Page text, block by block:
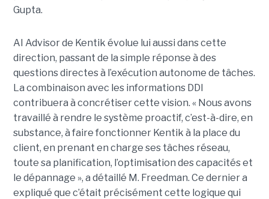
Gupta.
AI Advisor de Kentik évolue lui aussi dans cette
direction, passant de la simple réponse à des
questions directes à l’exécution autonome de tâches.
La combinaison avec les informations DDI
contribuera à concrétiser cette vision. « Nous avons
travaillé à rendre le système proactif, c’est-à-dire, en
substance, à faire fonctionner Kentik à la place du
client, en prenant en charge ses tâches réseau,
toute sa planification, l’optimisation des capacités et
le dépannage », a détaillé M. Freedman. Ce dernier a
expliqué que c’était précisément cette logique qui